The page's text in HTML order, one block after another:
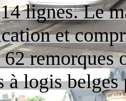
lignes. Le
et
remorques
à logis